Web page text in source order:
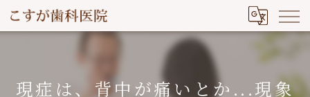
現症は、背中が痛いとか...現象